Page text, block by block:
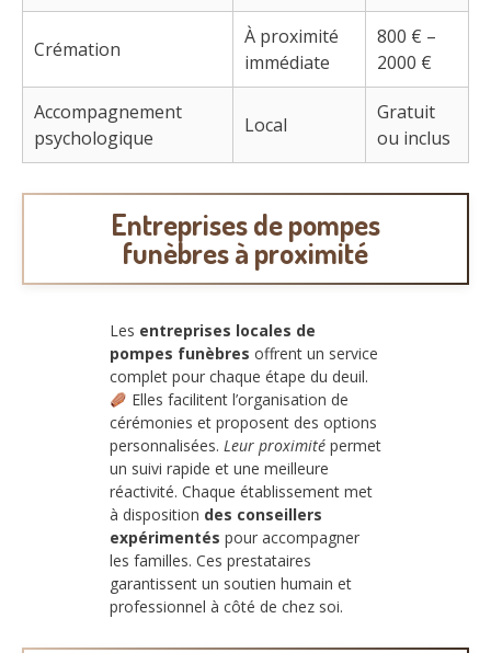
Crémation
À proximité
immédiate
800 € –
2000 €
Accompagnement
psychologique
Local
Gratuit
ou inclus
Entreprises de pompes
funèbres à proximité
Les entreprises locales de
pompes funèbres offrent un service
complet pour chaque étape du deuil.
Elles facilitent l’organisation de
cérémonies et proposent des options
personnalisées. Leur proximité permet
un suivi rapide et une meilleure
réactivité. Chaque établissement met
à disposition des conseillers
expérimentés pour accompagner
les familles. Ces prestataires
garantissent un soutien humain et
professionnel à côté de chez soi.